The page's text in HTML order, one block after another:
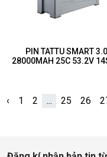
PIN TATTU SMART 3.0
28000MAH 25C 53.2V
‹ 1 2 ... 25 26